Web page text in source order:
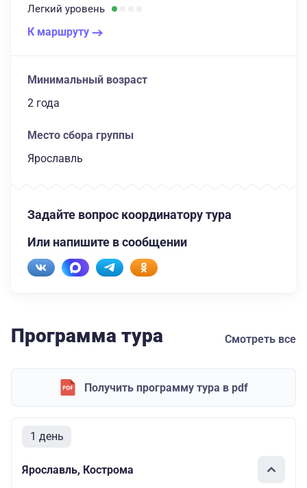
Легкий уровень
К маршруту
Минимальный возраст
2 года
Место сбора группы
Ярославль
Задайте вопрос координатору тура
Или напишите в сообщении
Программа тура Смотреть все
Получить программу тура в pdf
1 день
Ярославль, Кострома